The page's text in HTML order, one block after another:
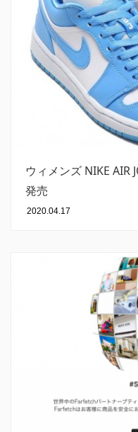
ウィメンズ NIKE AIR
発売
2020.04.17